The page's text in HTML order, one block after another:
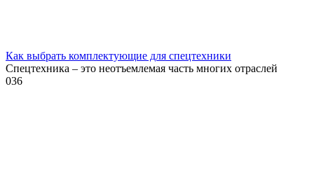
Как выбрать комплектующие для спецтехники
Спецтехника – это неотъемлемая часть многих отраслей
036